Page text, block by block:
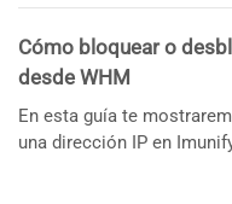
Cómo bloquear o
desde WHM
En esta guía te
una dirección IP en